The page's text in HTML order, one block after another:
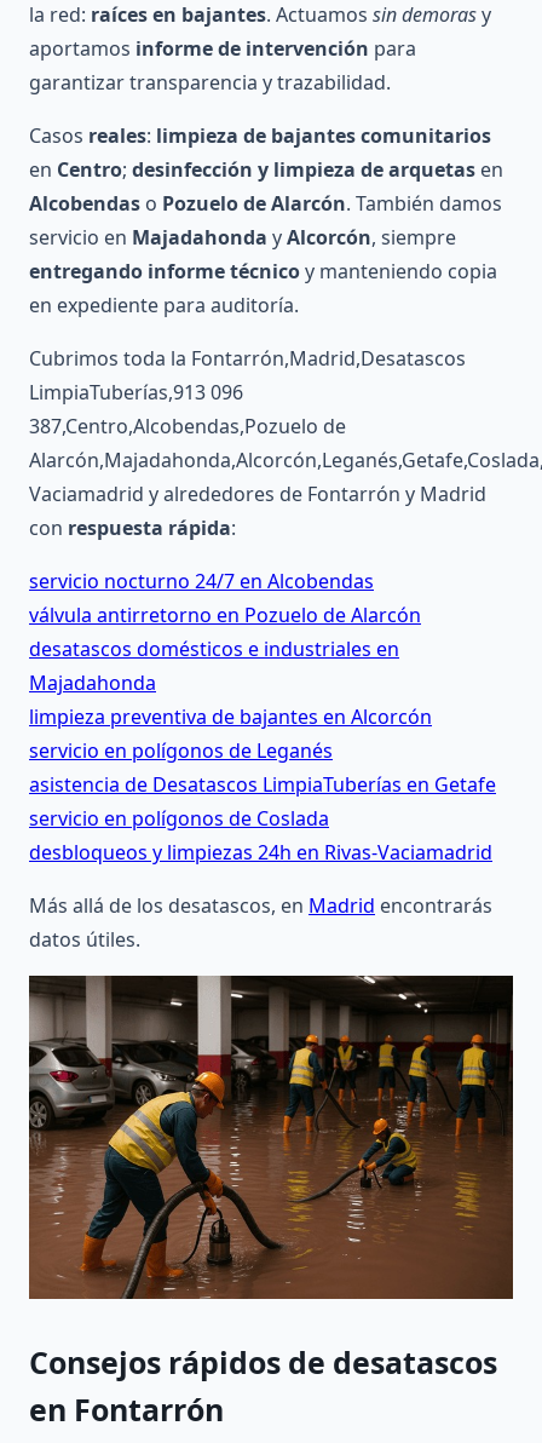
la red: raíces en bajantes. Actuamos sin demorasy
aportamos informe de intervención para
garantizar transparencia y trazabilidad.
Casos reales: limpieza de bajantes comunitarios
en Centro; desinfección y limpieza de arquetas en
Alcobendas o Pozuelo de Alarcón. También damos
servicio en Majadahonda yAlcorcón, siempre
entregando informe técnicoy manteniendo copia
en expediente para auditoría.
Cubrimos toda la Fontarrón,Madrid,Desatascos
LimpiaTuberías,913 096
387,Centro,Alcobendas,Pozuelo de
Vaciamadrid y alrededores de Fontarrón y Madrid
con respuesta rápida:
servicio nocturno 24/7 en Alcobendas
válvula antirretorno en Pozuelo de Alarcón
desatascos domésticos e industriales en
Majadahonda
limpieza preventiva de bajantes en Alcorcón
servicio en polígonos de Leganés
asistencia de Desatascos LimpiaTuberías en Getafe
servicio en polígonos de Coslada
desbloqueos y limpiezas 24h en Rivas-Vaciamadrid
Más allá de los desatascos, en Madrid encontrarás
datos útiles.
Consejos rápidos de desatascos
en Fontarrón